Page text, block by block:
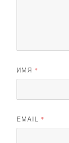
ИМЯ *
EMAIL *